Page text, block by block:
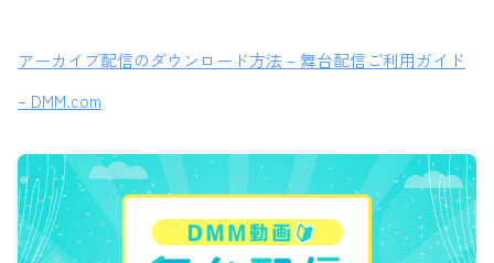
アーカイブ配信のダウンロード方法 – 舞台配信ご利用ガイド
– DMM.com